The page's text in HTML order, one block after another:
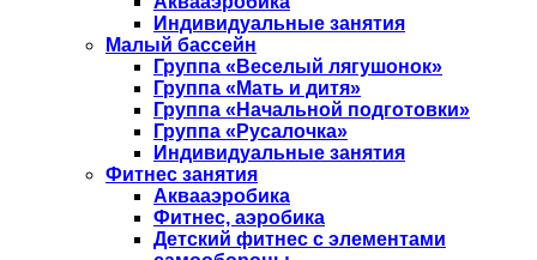
Индивидуальные занятия
Малый бассейн
Группа «Веселый лягушонок»
Группа «Мать и дитя»
Группа «Начальной подготовки»
Группа «Русалочка»
Индивидуальные занятия
Фитнес занятия
Аквааэробика
Фитнес, аэробика
Детский фитнес с элементами